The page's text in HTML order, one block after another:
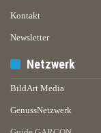
Kontakt
Newsletter
Netzwerk
BildArt Media
GenussNetzwerk